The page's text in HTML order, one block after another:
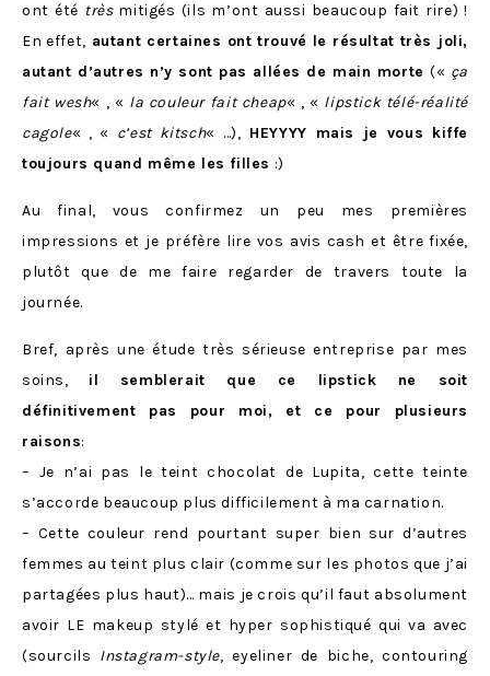
ont été trèsmitigés (ils m’ont aussi beaucoup fait rire) !
En effet, autant certaines ont trouvé le résultat très joli,
autant d’autres n’y sont pas allées de main morte(« ça
fait wesh« , « la couleur fait cheap« , « lipstick télé-réalité
cagole« , « c’est kitsch« …), HEYYYY mais je vous kiffe
toujours quand même les filles :)
Au final, vous confirmez un peu mes premières
impressions et je préfère lire vos avis cash et être fixée,
plutôt que de me faire regarder de travers toute la
journée.
Bref, après une étude très sérieuse entreprise par mes
soins, il semblerait que ce lipstick ne soit
définitivement pas pour moi, et ce pour plusieurs
raisons:
– Je n’ai pas le teint chocolat de Lupita, cette teinte
s’accorde beaucoup plus difficilement à ma carnation.
– Cette couleur rend pourtant super bien sur d’autres
femmes au teint plus clair (comme sur les photos que j’ai
partagées plus haut)… mais je crois qu’il faut absolument
avoir LE makeup stylé et hyper sophistiqué qui va avec
(sourcils Instagram-style, eyeliner de biche, contouring